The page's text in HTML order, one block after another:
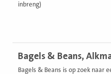
inbreng)
Bagels & Beans,
Bagels & Beans is op zoek naar
vestiging